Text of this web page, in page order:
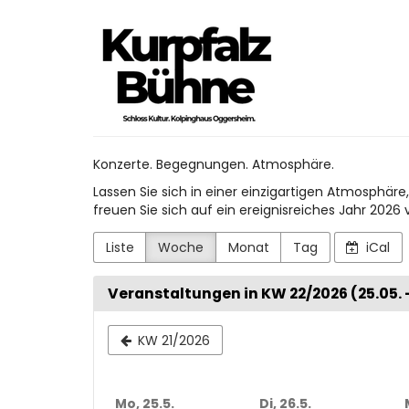
Kurpfalz
Bühne
Konzerte. Begegnungen. Atmosphäre.
Lassen Sie sich in einer einzigartigen
freuen Sie sich auf ein ereignisreiches Jahr
Liste Woche Monat Tag iCal
Veranstaltungen in KW 22/2026 (25.05.
KW 21/2026
Mo, 25.5. Di, 26.5.